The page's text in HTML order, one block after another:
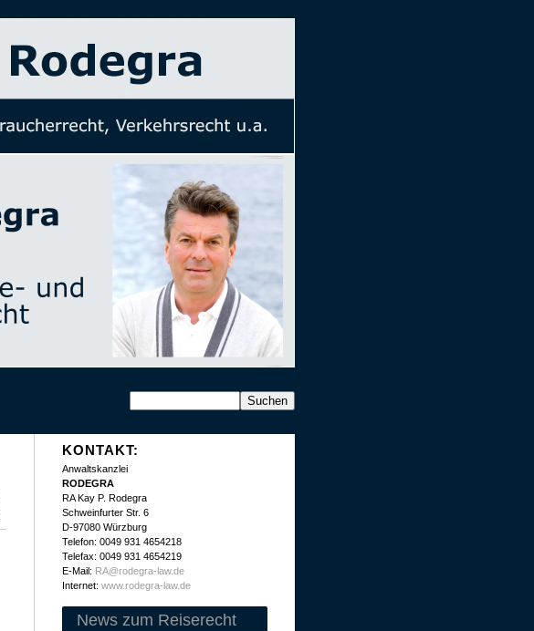
KONTAKT:
Anwaltskanzlei
RODEGRA
RA Kay P. Rodegra
Schweinfurter Str. 6
D-97080 Würzburg
Telefon: 0049 931 4654218
Telefax: 0049 931 4654219
E-Mail: RA@rodegra-law.de
Internet: www.rodegra-law.de
News zum Reiserecht